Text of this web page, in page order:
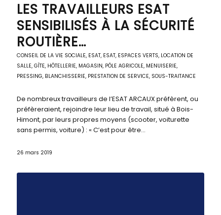
LES TRAVAILLEURS ESAT
SENSIBILISÉS À LA SÉCURITÉ
ROUTIÈRE…
CONSEIL DE LA VIE SOCIALE, ESAT, ESAT, ESPACES VERTS, LOCATION DE
SALLE, GÎTE, HÔTELLERIE, MAGASIN, PÔLE AGRICOLE, MENUISERIE,
PRESSING, BLANCHISSERIE, PRESTATION DE SERVICE, SOUS-TRAITANCE
De nombreux travailleurs de l’ESAT ARCAUX préfèrent, ou
préfèreraient, rejoindre leur lieu de travail, situé à Bois-
Himont, par leurs propres moyens (scooter, voiturette
sans permis, voiture) : « C’est pour être…
26 mars 2019